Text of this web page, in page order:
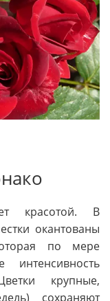
красотой. В
окантованы
по мере
крупные,
сохраняют